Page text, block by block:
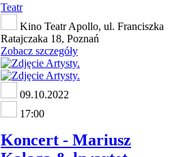
Teatr
Kino Teatr Apollo, ul. Franciszka
Ratajczaka 18, Poznań
Zobacz szczegóły
09.10.2022
17:00
Koncert - Mariusz